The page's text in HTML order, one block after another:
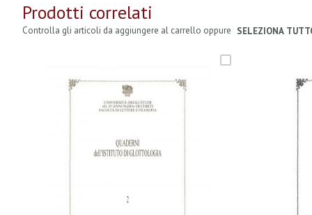
Prodotti correlati
Controlla gli articoli da aggiungere al carrello oppure SELEZIONA